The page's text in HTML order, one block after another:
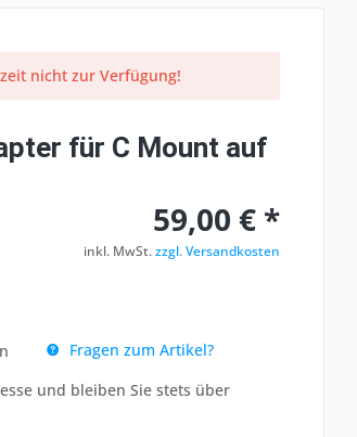
nicht zur Verfügung!
für C Mount auf
59,00 € *
inkl. MwSt.zzgl. Versandkosten
Fragen zum Artikel?
und bleiben Sie stets über